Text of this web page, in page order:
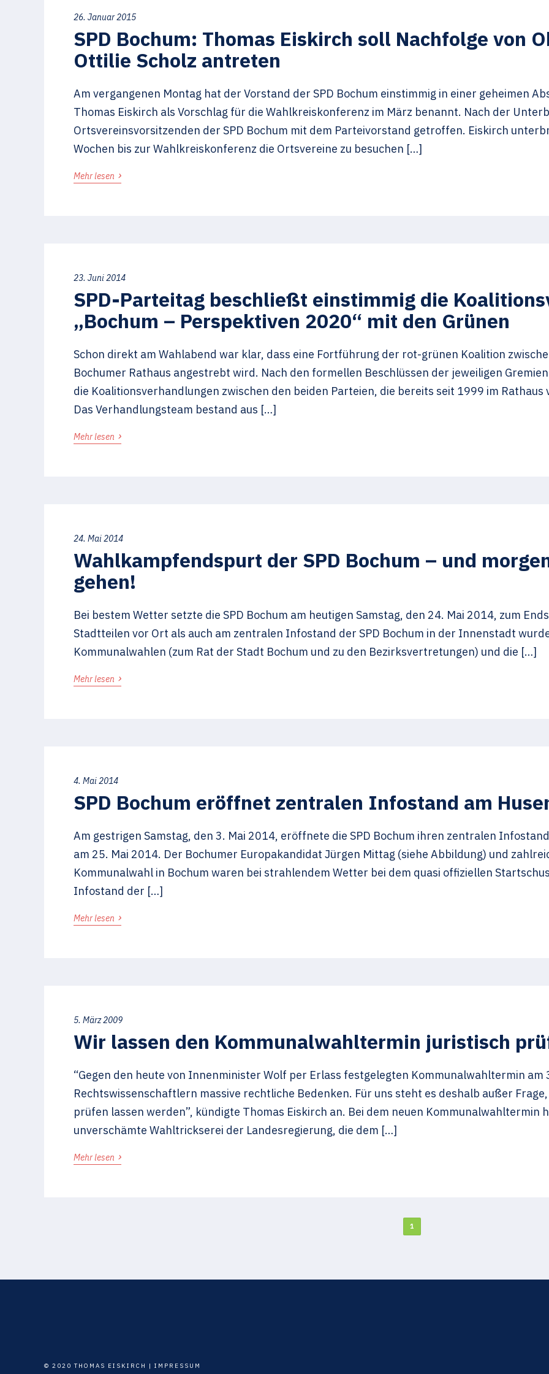
26. Januar 2015
SPD Bochum: Thomas Eiskirch soll Nachfolge von
Ottilie Scholz antreten
Am vergangenen Montag hat der Vorstand der SPD Bochum einstimmig in einer geheimen
Thomas Eiskirch als Vorschlag für die Wahlkreiskonferenz im März benannt. Nach der
Ortsvereinsvorsitzenden der SPD Bochum mit dem Parteivorstand getroffen. Eiskirch
Wochen bis zur Wahlkreiskonferenz die Ortsvereine zu besuchen […]
Mehr lesen ›
23. Juni 2014
SPD-Parteitag beschließt einstimmig die
„Bochum – Perspektiven 2020“ mit den Grünen
Schon direkt am Wahlabend war klar, dass eine Fortführung der rot-grünen Koalition
Bochumer Rathaus angestrebt wird. Nach den formellen Beschlüssen der jeweiligen
die Koalitionsverhandlungen zwischen den beiden Parteien, die bereits seit 1999 im
Das Verhandlungsteam bestand aus […]
Mehr lesen ›
24. Mai 2014
Wahlkampfendspurt der SPD Bochum – und
gehen!
Bei bestem Wetter setzte die SPD Bochum am heutigen Samstag, den 24. Mai 2014, zum
Stadtteilen vor Ort als auch am zentralen Infostand der SPD Bochum in der Innenstadt
Kommunalwahlen (zum Rat der Stadt Bochum und zu den Bezirksvertretungen) und die […]
Mehr lesen ›
4. Mai 2014
SPD Bochum eröffnet zentralen Infostand am
Am gestrigen Samstag, den 3. Mai 2014, eröffnete die SPD Bochum ihren zentralen
am 25. Mai 2014. Der Bochumer Europakandidat Jürgen Mittag (siehe Abbildung) und
Kommunalwahl in Bochum waren bei strahlendem Wetter bei dem quasi offiziellen
Infostand der […]
Mehr lesen ›
5. März 2009
Wir lassen den Kommunalwahltermin juristisch
“Gegen den heute von Innenminister Wolf per Erlass festgelegten Kommunalwahltermin am
Rechtswissenschaftlern massive rechtliche Bedenken. Für uns steht es deshalb außer
prüfen lassen werden”, kündigte Thomas Eiskirch an. Bei dem neuen Kommunalwahltermin
unverschämte Wahltrickserei der Landesregierung, die dem […]
Mehr lesen ›
1
© 2020 THOMAS EISKIRCH | IMPRESSUM